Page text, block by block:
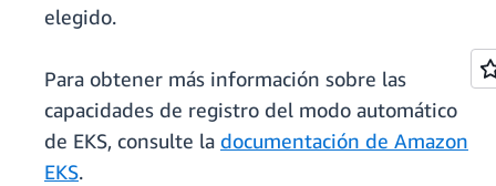
elegido.
Para obtener más información sobre las
capacidades de registro del modo automático
de EKS, consulte la documentación de Amazon
EKS.